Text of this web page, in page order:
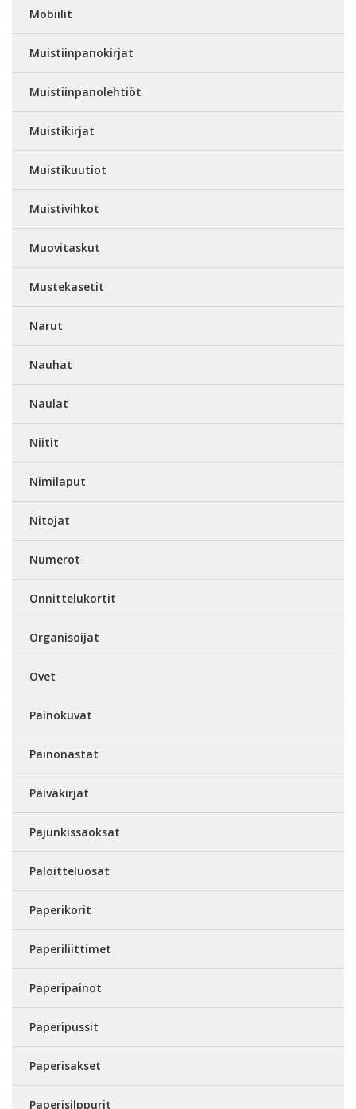
Mobiilit
Muistiinpanokirjat
Muistiinpanolehtiöt
Muistikirjat
Muistikuutiot
Muistivihkot
Muovitaskut
Mustekasetit
Narut
Nauhat
Naulat
Niitit
Nimilaput
Nitojat
Numerot
Onnittelukortit
Organisoijat
Ovet
Painokuvat
Painonastat
Päiväkirjat
Pajunkissaoksat
Paloitteluosat
Paperikorit
Paperiliittimet
Paperipainot
Paperipussit
Paperisakset
Paperisilppurit